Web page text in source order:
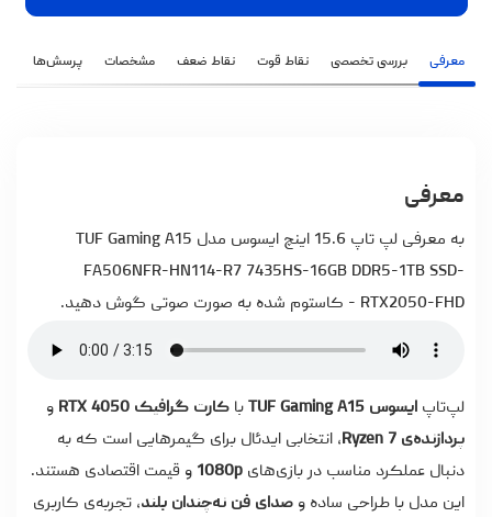
معرفی بررسی تخصصی نقاط قوت نقاط ضعف مشخصات پرسش‌ها
معرفی
به معرفی لپ تاپ 15.6 اینچ ایسوس مدل TUF Gaming A15
FA506NFR-HN114-R7 7435HS-16GB DDR5-1TB SSD-
RTX2050-FHD - کاستوم شده به صورت صوتی گوش دهید.
لپ‌تاپ ایسوس TUF Gaming A15 با کارت گرافیک RTX 4050
و
پردازنده‌ی Ryzen 7
، انتخابی ایدئال برای گیمرهایی است که به
دنبال عملکرد مناسب در بازی‌های 1080p و قیمت اقتصادی هستند.
این مدل با طراحی ساده و صدای فن نه‌چندان بلند، تجربه‌ی کاربری